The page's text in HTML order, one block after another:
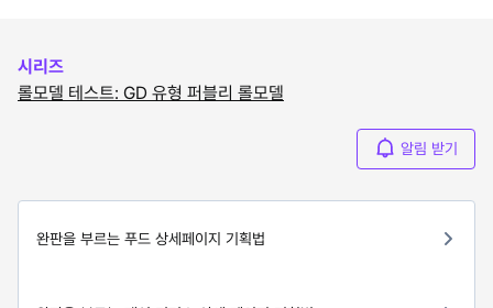
시리즈
롤모델 테스트: GD 유형 퍼블리 롤모델
알림 받기
완판을 부르는 푸드 상세페이지 기획법